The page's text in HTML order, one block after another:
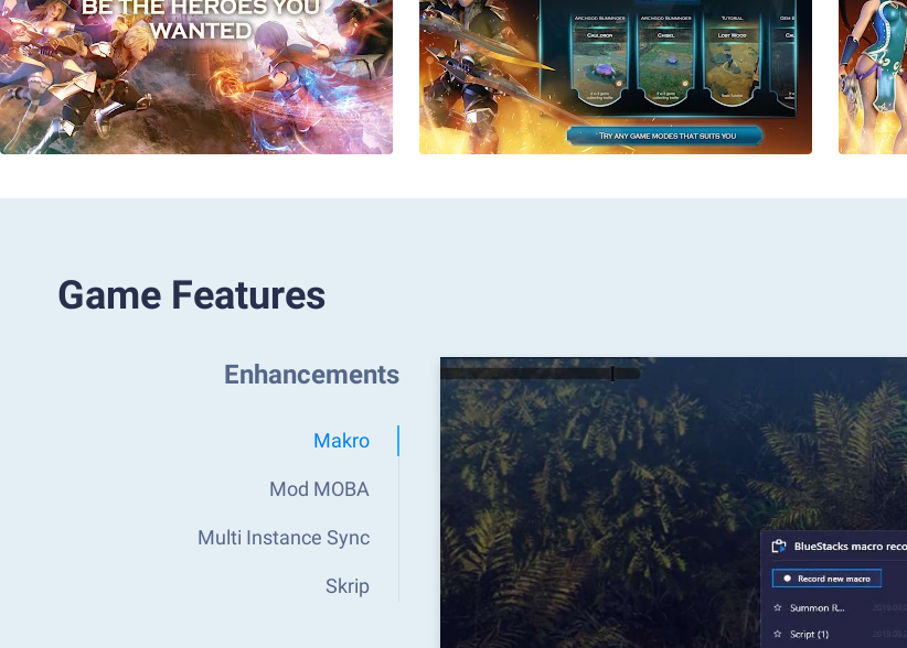
Game Features
Enhancements
Makro
Mod MOBA
Multi Instance Sync
Skrip